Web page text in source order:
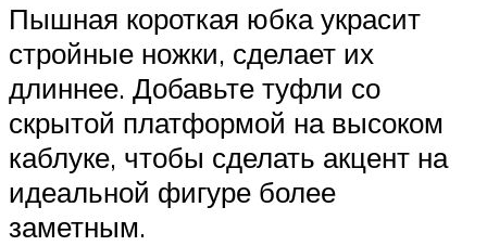
Пышная короткая юбка украсит
стройные ножки, сделает их
длиннее. Добавьте туфли со
скрытой платформой на высоком
каблуке, чтобы сделать акцент на
идеальной фигуре более
заметным.